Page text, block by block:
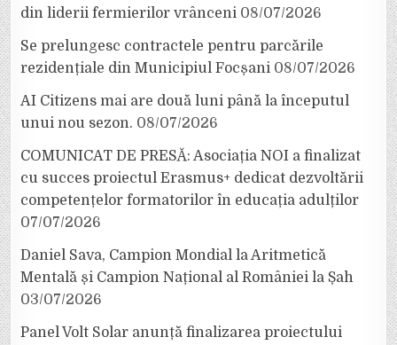
din liderii fermierilor vrânceni 08/07/2026
Se prelungesc contractele pentru parcările
rezidențiale din Municipiul Focșani 08/07/2026
AI Citizens mai are două luni până la începutul
unui nou sezon. 08/07/2026
COMUNICAT DE PRESĂ: Asociația NOI a finalizat
cu succes proiectul Erasmus+ dedicat dezvoltării
competențelor formatorilor în educația adulților
07/07/2026
Daniel Sava, Campion Mondial la Aritmetică
Mentală și Campion Național al României la Șah
03/07/2026
Panel Volt Solar anunță finalizarea proiectului